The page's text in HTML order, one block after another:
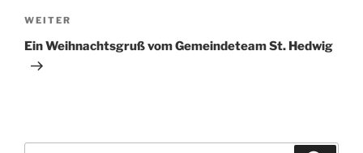
Nächster
Beitrag
WEITER
Ein Weihnachtsgruß vom Gemeindeteam St. Hedwig